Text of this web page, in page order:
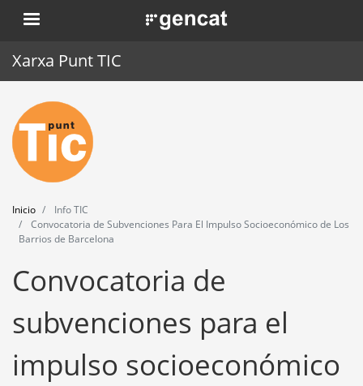
Pasar
al
. Obre en una nova finestra.
Xarxa Punt TIC
Inicio
Punt TIC
Actualidad
Agenda
Herramientas
Inicio
Info TIC
Convocatoria de Subvenciones Para El Impulso Socioeconómico de Los
Barrios de Barcelona
Convocatoria de
subvenciones para el
impulso socioeconómico